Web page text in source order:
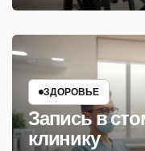
ЗДОРОВЬЕ
Запись в
клинику